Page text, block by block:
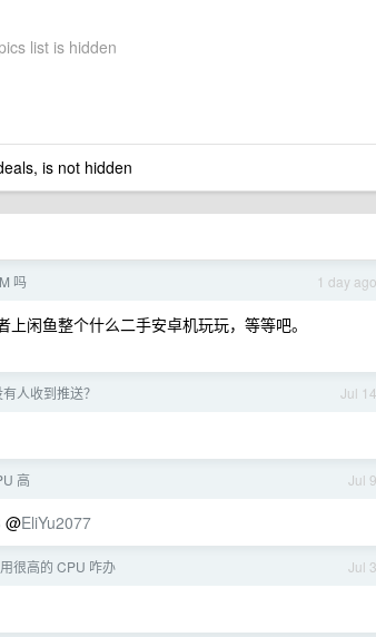
list is hidden
is not hidden
1 day ago
吗
闲鱼整个什么二手安卓机玩玩，等等吧。
Jul 14
人收到推送？
Jul 9
高
@EliYu2077
Jul 3
很高的 CPU 咋办